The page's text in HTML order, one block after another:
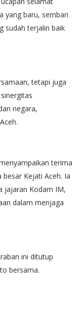
yang baru, sembari
sudah terjalin baik
tetapi juga
negara,
terima
Kejati Aceh. Ia
jajaran Kodam IM,
dalam menjaga
ini ditutup
bersama.